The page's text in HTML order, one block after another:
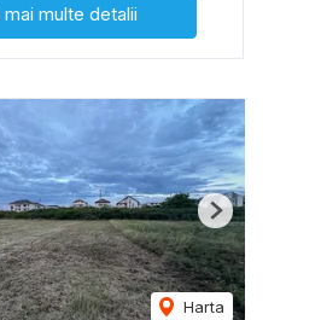
mai multe detalii
Harta
Next